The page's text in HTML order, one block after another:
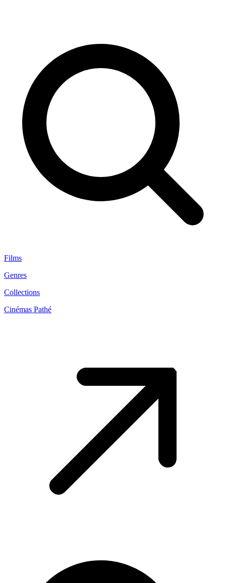
Films
Genres
Collections
Cinémas Pathé